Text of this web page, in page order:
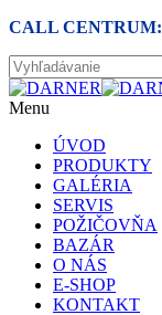
CALL CENTRUM:
Menu
ÚVOD
PRODUKTY
GALÉRIA
SERVIS
POŽIČOVŇA
BAZÁR
O NÁS
E-SHOP
KONTAKT